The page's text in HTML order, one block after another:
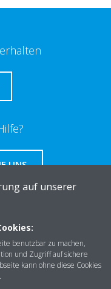
UNS
auf unserer
benutzbar zu machen,
und Zugriff auf sichere
kann ohne diese Cookies